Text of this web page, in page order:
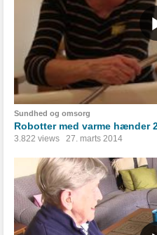
Sundhed og omsorg
Robotter med varme hænder
3.822 views 27. marts 2014